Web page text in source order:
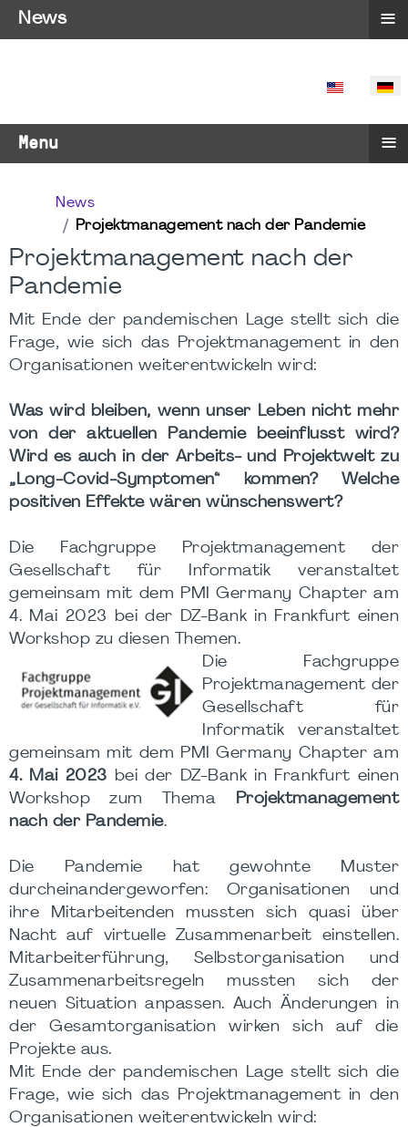
SPRACHE
Menu ≡
News
Projektmanagement nach der Pandemie
Projektmanagement nach der
Pandemie
Mit Ende der pandemischen Lage stellt sich die
Frage, wie sich das Projektmanagement in den
Organisationen weiterentwickeln wird:
Was wird bleiben, wenn unser Leben nicht mehr
von der aktuellen Pandemie beeinflusst wird?
Wird es auch in der Arbeits- und Projektwelt zu
„Long-Covid-Symptomen“ kommen? Welche
positiven Effekte wären wünschenswert?
Die Fachgruppe Projektmanagement der
Gesellschaft für Informatik veranstaltet
gemeinsam mit dem PMI Germany Chapter am
4. Mai 2023 bei der DZ-Bank in Frankfurt einen
Workshop zu diesen Themen.
Die Fachgruppe
Projektmanagement der
Gesellschaft für
Informatik veranstaltet
gemeinsam mit dem PMI Germany Chapter am
4. Mai 2023 bei der DZ-Bank in Frankfurt einen
Workshop zum Thema
Projektmanagement
nach der Pandemie.
Die Pandemie hat gewohnte Muster
durcheinandergeworfen: Organisationen und
ihre Mitarbeitenden mussten sich quasi über
Nacht auf virtuelle Zusammenarbeit einstellen.
Mitarbeiterführung, Selbstorganisation und
Zusammenarbeitsregeln mussten sich der
neuen Situation anpassen. Auch Änderungen in
der Gesamtorganisation wirken sich auf die
Projekte aus.
Mit Ende der pandemischen Lage stellt sich die
Frage, wie sich das Projektmanagement in den
Organisationen weiterentwickeln wird:
News ≡